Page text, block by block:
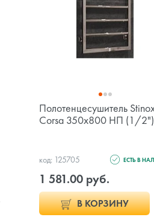
Полотенцесушитель
Corsa 350x800 НП (1/2")
код: 125705 ЕСТЬ В
1 581.00 руб.
В КОРЗИНУ